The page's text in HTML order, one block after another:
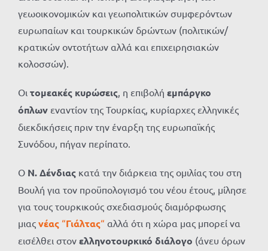
γεωοικονομικών και γεωπολιτικών συμφερόντων
ευρωπαίων και τουρκικών δρώντων (πολιτικών/
κρατικών οντοτήτων αλλά και επιχειρησιακών
κολοσσών).
Οι τομεακές κυρώσεις, η επιβολή εμπάργκο
όπλων εναντίον της Τουρκίας, κυρίαρχες ελληνικές
διεκδικήσεις πριν την έναρξη της ευρωπαϊκής
Συνόδου, πήγαν περίπατο.
Ο Ν. Δένδιας κατά την διάρκεια της ομιλίας του στη
Βουλή για τον προϋπολογισμό του νέου έτους, μίλησε
για τους τουρκικούς σχεδιασμούς διαμόρφωσης
μιας νέας “Γιάλτας“ αλλά ότι η χώρα μας μπορεί να
εισέλθει στον ελληνοτουρκικό διάλογο (άνευ όρων